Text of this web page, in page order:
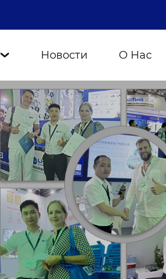
 Новости О Нас